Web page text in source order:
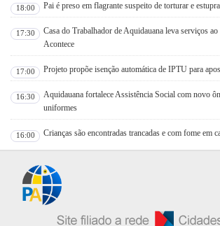
18:00 Pai é preso em flagrante suspeito de torturar e
17:30
Casa do Trabalhador de Aquidauana leva serviços
Acontece
17:00 Projeto propõe isenção automática de IPTU para
16:30
Aquidauana fortalece Assistência Social com novo
uniformes
16:00 Crianças são encontradas trancadas e com fome em